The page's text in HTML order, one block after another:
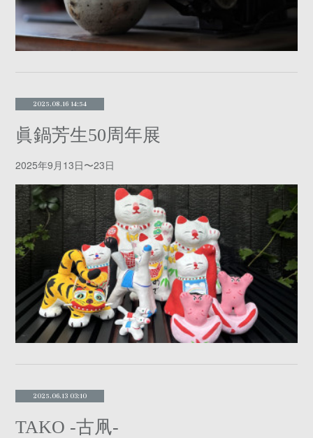
2025.08.16 14:54
眞鍋芳生50周年展
2025年9月13日〜23日
2025.06.13 03:10
TAKO -古凧-